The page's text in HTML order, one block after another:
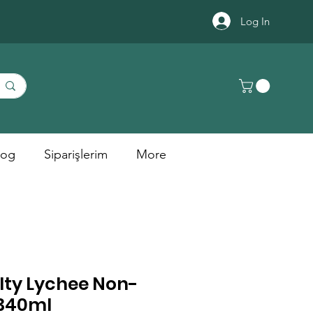
Log In
Siparişlerim More
Lychee Non-